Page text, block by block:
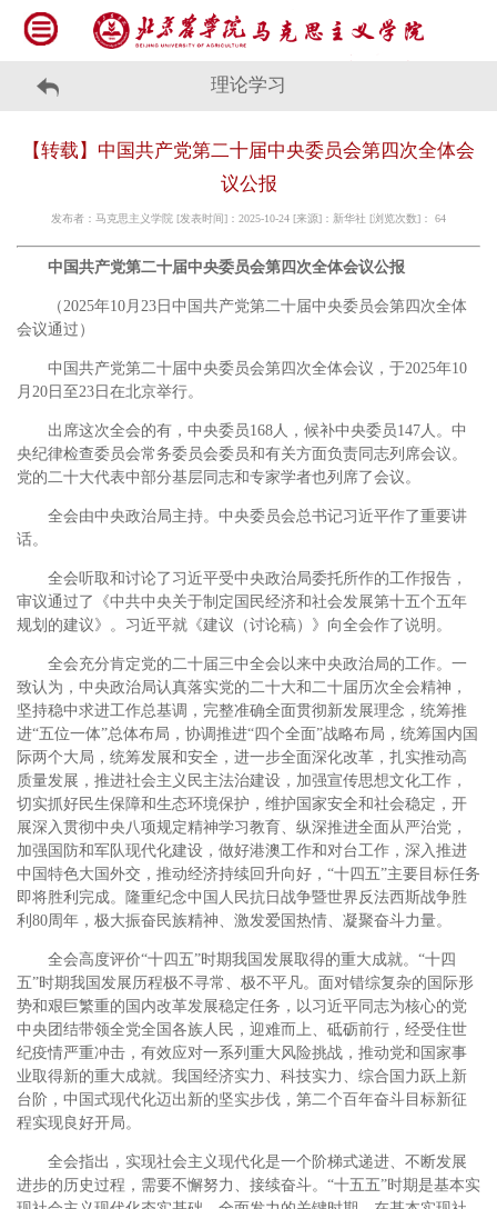
理论学习
【转载】中国共产党第二十届中央委员会第四次全体会
议公报
发布者：马克思主义学院 [发表时间]：2025-10-24 [来源]：新华社 [浏览次数]： 64
中国共产党第二十届中央委员会第四次全体会议公报
（2025年10月23日中国共产党第二十届中央委员会第四次全体
会议通过）
中国共产党第二十届中央委员会第四次全体会议，于2025年10
月20日至23日在北京举行。
出席这次全会的有，中央委员168人，候补中央委员147人。中
央纪律检查委员会常务委员会委员和有关方面负责同志列席会议。
党的二十大代表中部分基层同志和专家学者也列席了会议。
全会由中央政治局主持。中央委员会总书记习近平作了重要讲
话。
全会听取和讨论了习近平受中央政治局委托所作的工作报告，
审议通过了《中共中央关于制定国民经济和社会发展第十五个五年
规划的建议》。习近平就《建议（讨论稿）》向全会作了说明。
全会充分肯定党的二十届三中全会以来中央政治局的工作。一
致认为，中央政治局认真落实党的二十大和二十届历次全会精神，
坚持稳中求进工作总基调，完整准确全面贯彻新发展理念，统筹推
进“五位一体”总体布局，协调推进“四个全面”战略布局，统筹国内国
际两个大局，统筹发展和安全，进一步全面深化改革，扎实推动高
质量发展，推进社会主义民主法治建设，加强宣传思想文化工作，
切实抓好民生保障和生态环境保护，维护国家安全和社会稳定，开
展深入贯彻中央八项规定精神学习教育、纵深推进全面从严治党，
加强国防和军队现代化建设，做好港澳工作和对台工作，深入推进
中国特色大国外交，推动经济持续回升向好，“十四五”主要目标任务
即将胜利完成。隆重纪念中国人民抗日战争暨世界反法西斯战争胜
利80周年，极大振奋民族精神、激发爱国热情、凝聚奋斗力量。
全会高度评价“十四五”时期我国发展取得的重大成就。“十四
五”时期我国发展历程极不寻常、极不平凡。面对错综复杂的国际形
势和艰巨繁重的国内改革发展稳定任务，以习近平同志为核心的党
中央团结带领全党全国各族人民，迎难而上、砥砺前行，经受住世
纪疫情严重冲击，有效应对一系列重大风险挑战，推动党和国家事
业取得新的重大成就。我国经济实力、科技实力、综合国力跃上新
台阶，中国式现代化迈出新的坚实步伐，第二个百年奋斗目标新征
程实现良好开局。
全会指出，实现社会主义现代化是一个阶梯式递进、不断发展
进步的历史过程，需要不懈努力、接续奋斗。“十五五”时期是基本实